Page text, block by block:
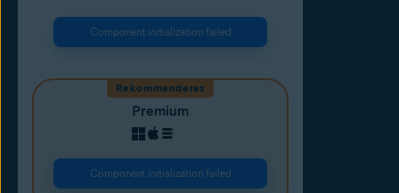
Component initialization failed
Rekommenderas
Premium
Component initialization failed